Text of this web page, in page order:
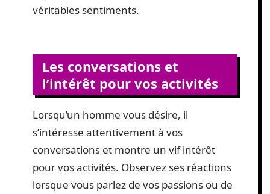
véritables sentiments.
Les conversations et
l’intérêt pour vos activités
Lorsqu’un homme vous désire, il
s’intéresse attentivement à vos
conversations et montre un vif intérêt
pour vos activités. Observez ses réactions
lorsque vous parlez de vos passions ou de